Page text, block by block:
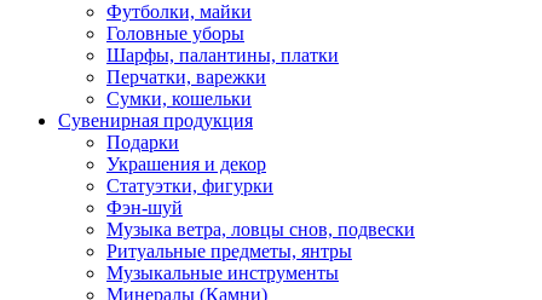
Футболки, майки
Головные уборы
Шарфы, палантины, платки
Перчатки, варежки
Сумки, кошельки
Сувенирная продукция
Подарки
Украшения и декор
Статуэтки, фигурки
Фэн-шуй
Музыка ветра, ловцы снов, подвески
Ритуальные предметы, янтры
Музыкальные инструменты
Минералы (Камни)